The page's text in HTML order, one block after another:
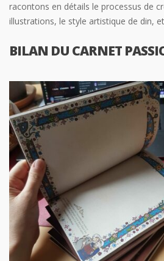
racontons en détails le processus de
illustrations, le style artistique de din,
BILAN DU CARNET